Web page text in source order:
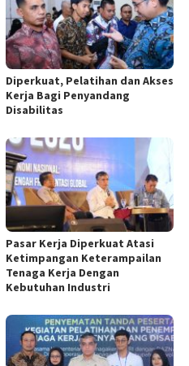
Diperkuat, Pelatihan dan Akses
Kerja Bagi Penyandang
Disabilitas
Pasar Kerja Diperkuat Atasi
Ketimpangan Keterampailan
Tenaga Kerja Dengan
Kebutuhan Industri